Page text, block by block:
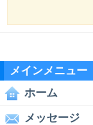
メインメニュー
ホーム
メッセージ